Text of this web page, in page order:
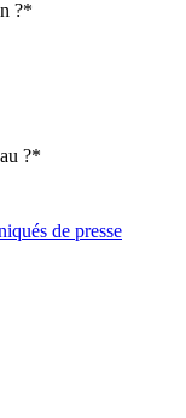
de presse
?*
?*